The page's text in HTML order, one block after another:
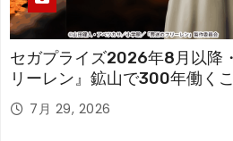
セガプライズ2026年8月以降
リーレン』鉱山で300年働く
「フリーレン」を立体化！
7月 29, 2026